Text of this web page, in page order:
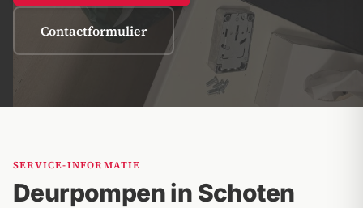
Contactformulier
SERVICE-INFORMATIE
Deurpompen in Schoten